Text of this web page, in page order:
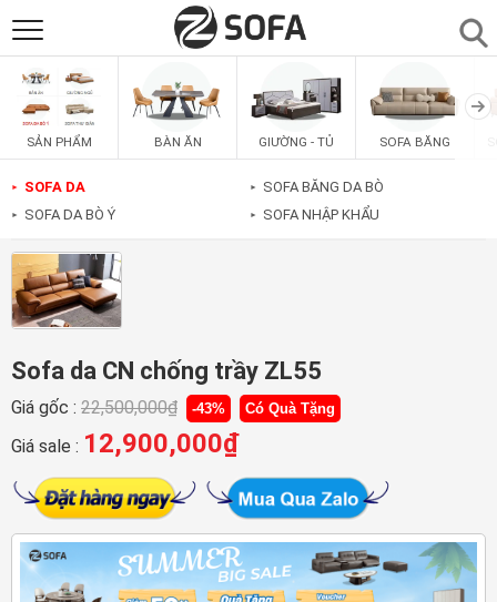
SẢN PHẨM
SOFAS
PHÒNG ĂN
PHÒNG NGỦ
PHÒNG KHÁCH
SẢN PHẨM BÀN ĂN GIƯỜNG - TỦ SOFA BĂNG
► SOFA DA
► SOFA DA BÒ Ý
► SOFA BĂNG DA BÒ
► SOFA NHẬP KHẨU
Sofa da CN chống trầy ZL55
Giá gốc : 22,500,000₫ -43% Có Quà Tặng
Giá sale : 12,900,000₫